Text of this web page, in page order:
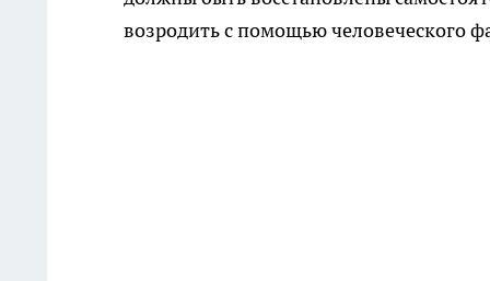
возродить с помощью человеческого